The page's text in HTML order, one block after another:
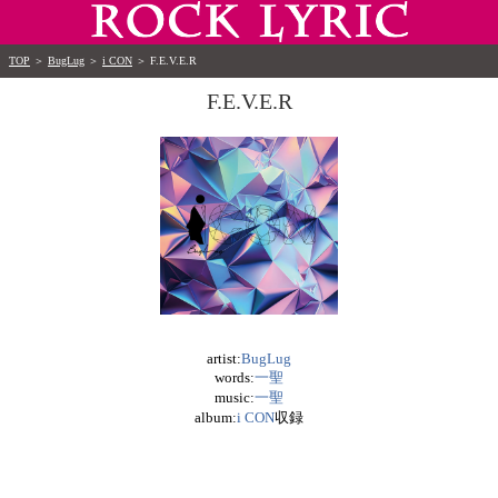
TOP ＞ BugLug ＞ i CON ＞ F.E.V.E.R
F.E.V.E.R
artist:BugLug
words:一聖
music:一聖
album:i CON収録